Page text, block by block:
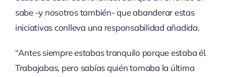
sabe -y nosotros también- que abanderar estas
iniciativas conlleva una responsabilidad añadida.
“Antes siempre estabas tranquilo porque estaba él.
Trabajabas, pero sabías quién tomaba la última